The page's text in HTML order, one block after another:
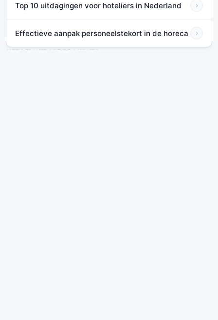
Top 10 uitdagingen voor hoteliers in Nederland ›
Effectieve aanpak personeelstekort in de horeca ›
VERGELIJKBARE BRANCHES